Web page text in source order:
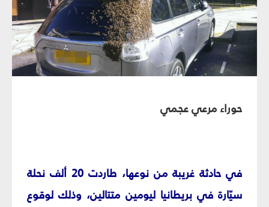
حوراء مرعي عجمي
في حادثة غريبة من نوعها، طاردت 20 ألف نحلة
سيّارة في بريطانيا ليومين متتالين، وذلك لوقوع